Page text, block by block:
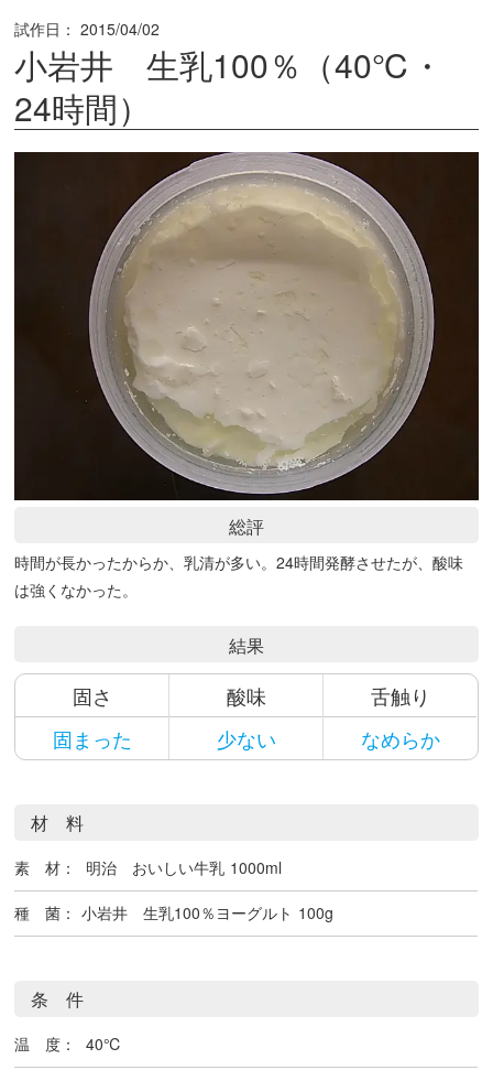
試作日：2015/04/02
小岩井 生乳100％（40℃・
24時間）
総評
時間が長かったからか、乳清が多い。24時間発酵させたが、酸味
は強くなかった。
結果
固さ 酸味
舌触り
固まった
少ない なめらか
材 料
素 材： 明治 おいしい牛乳 1000ml
種 菌： 小岩井 生乳100％ヨーグルト 100g
条 件
温 度： 40℃